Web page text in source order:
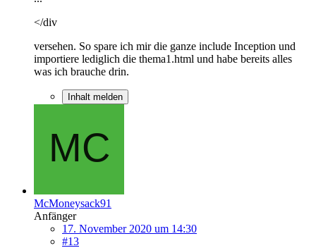
</div
versehen. So spare ich mir die ganze include Inception und
importiere lediglich die thema1.html und habe bereits alles
was ich brauche drin.
Inhalt melden
McMoneysack91
Anfänger
17. November 2020 um 14:30
#13